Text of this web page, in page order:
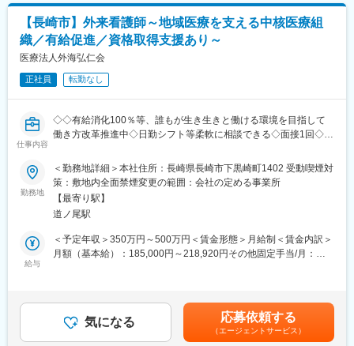
◇利用者
要支援1：1%
要支援2：11.2%
要介護1：38.8%
要介護2：22.4%
要介護3：12.2%
■従業員の年齢構成：
50歳～59歳：33.3%
変更の範囲：会社の定める業務
［土曜］8:30～16:00（休憩60分）
※残業ほぼなし
■診療スタイル：
患者さま一人ひとりにしっかりと向き合うため、1時間かけた丁寧
な診療を行っています。院長をはじめ、スタッフ全員が患者さま
やご家族の気持ちを大切にしながら診療にあたっています。
■平均患者数：
１日平均40人（ユニットは4台です。）
す。
■組織構成：
歯科医師（常勤1人／2人）、歯科衛生士（正社員4人／パート3
■魅力：
・産休期間中の手当支給制度あり
・時短正社員制度あり
【長崎市】外来看護師～地域医療を支える中核医療組
織／有給促進／資格取得支援あり～
医療法人外海弘仁会
正社員 転勤なし
仕事内容
◇◇有給消化100％等、誰もが生き生きと働ける環境を目指して
働き方改革推進中◇日勤シフト等柔軟に相談できる◇面接1回◇長
長崎県長崎市下黒崎町の外来・救急告示病院である当院で病棟看
護師として勤めていただきます。
■職務内容：
病棟での看護業務全般・入院患者様（一般病棟・療養病棟）の看
護業務
・患者さんのアセスメント（疾患や状態に関する情報収集・バイ
・ドレーン管理
・服薬管理
勤務地
＜勤務地詳細＞本社住所：長崎県長崎市下黒崎町1402 受動喫煙対
策：敷地内全面禁煙変更の範囲：会社の定める事業所
【最寄り駅】
道ノ尾駅
給与
＜予定年収＞350万円～500万円＜賃金形態＞月給制＜賃金内訳＞
月額（基本給）：185,000円～218,920円その他固定手当/月：
25千円夜勤手当： 13千円/回（2交代制）準夜手当： 5千円/回（3
交代制）深夜手当： 65百円/回（3交代制）住宅手当： 2万円家族
手当： 2万円賃金はあくまでも目安の金額であり、選考を通じて
気になる 応募依頼する
（エージェントサービス）